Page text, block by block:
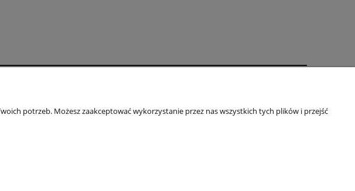
Gwarancja
Kontakt
potrzeb. Możesz zaakceptować wykorzystanie przez nas wszystkich tych plików i przejść